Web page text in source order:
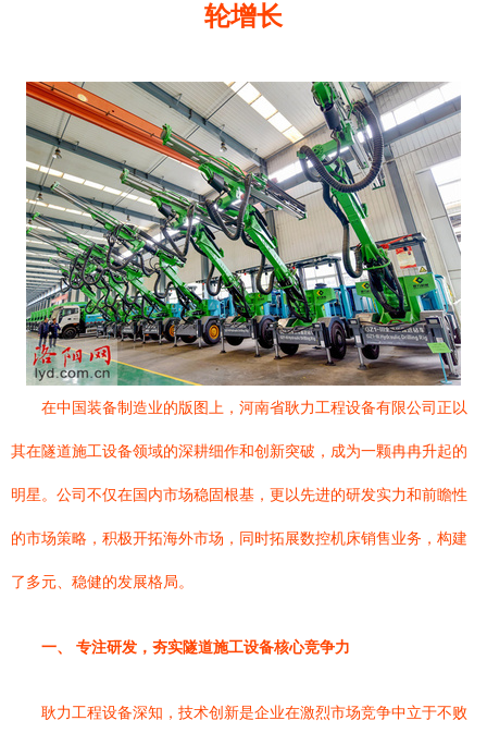
轮增长
在中国装备制造业的版图上，河南省耿力工程设备有限公司正以
其在隧道施工设备领域的深耕细作和创新突破，成为一颗冉冉升起的
明星。公司不仅在国内市场稳固根基，更以先进的研发实力和前瞻性
的市场策略，积极开拓海外市场，同时拓展数控机床销售业务，构建
了多元、稳健的发展格局。
一、 专注研发，夯实隧道施工设备核心竞争力
耿力工程设备深知，技术创新是企业在激烈市场竞争中立于不败